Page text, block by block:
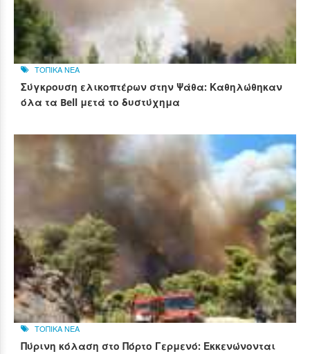
ΤΟΠΙΚΑ ΝΕΑ
Σύγκρουση ελικοπτέρων στην Ψάθα: Καθηλώθηκαν
όλα τα Bell μετά το δυστύχημα
ΤΟΠΙΚΑ ΝΕΑ
Πύρινη κόλαση στο Πόρτο Γερμενό: Εκκενώνονται